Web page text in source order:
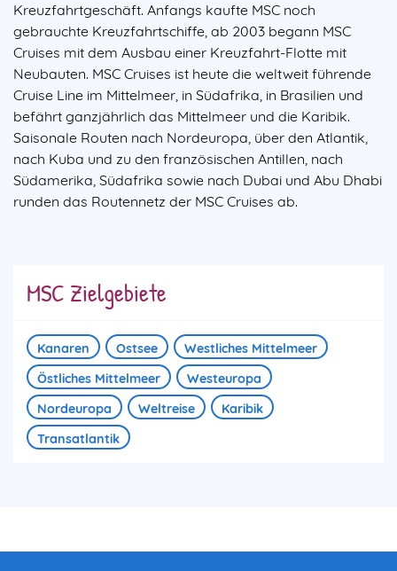
Kreuzfahrtgeschäft. Anfangs kaufte MSC noch
gebrauchte Kreuzfahrtschiffe, ab 2003 begann MSC
Cruises mit dem Ausbau einer Kreuzfahrt-Flotte mit
Neubauten. MSC Cruises ist heute die weltweit führende
Cruise Line im Mittelmeer, in Südafrika, in Brasilien und
befährt ganzjährlich das Mittelmeer und die Karibik.
Saisonale Routen nach Nordeuropa, über den Atlantik,
nach Kuba und zu den französischen Antillen, nach
Südamerika, Südafrika sowie nach Dubai und Abu Dhabi
runden das Routennetz der MSC Cruises ab.
MSC Zielgebiete
Kanaren Ostsee
Westliches Mittelmeer
Östliches Mittelmeer
Westeuropa
Nordeuropa
Weltreise
Karibik
Transatlantik